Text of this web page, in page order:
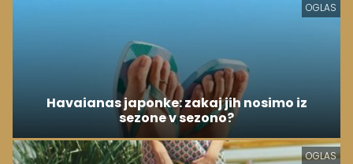
OGLAS
Havaianas japonke: zakaj jih nosimo iz
sezone v sezono?
OGLAS